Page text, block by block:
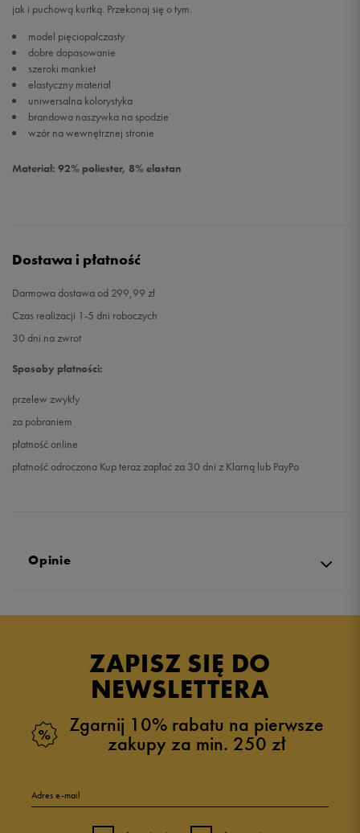
jak i puchową kurtką. Przekonaj się o tym.
model pięciopalczasty
dobre dopasowanie
szeroki mankiet
elastyczny materiał
uniwersalna kolorystyka
brandowa naszywka na spodzie
wzór na wewnętrznej stronie
Materiał: 92% poliester, 8% elastan
Dostawa i płatność
Darmowa dostawa od 299,99 zł
Czas realizacji 1-5 dni roboczych
30 dni na zwrot
Sposoby płatności:
przelew zwykły
za pobraniem
płatność online
płatność odroczona Kup teraz zapłać za 30 dni z Klarną lub PayPo
Opinie
5.0
zebranych i zweryfikowanych przez
4 0%
ZAPISZ SIĘ DO
NEWSLETTERA
Zgarnij 10% rabatu na pierwsze
zakupy za min. 250 zł
Adres e-mail